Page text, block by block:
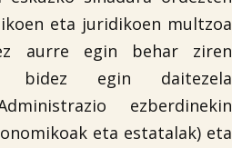
eta juridikoen multzoa
aurre egin behar ziren
bidez egin daitezela
ezberdinekin
eta estatalak) eta